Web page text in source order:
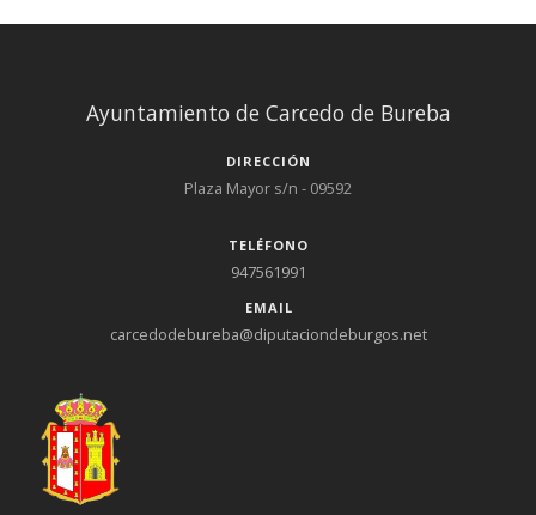
Ayuntamiento de Carcedo de Bureba
DIRECCIÓN
Plaza Mayor s/n - 09592
TELÉFONO
947561991
EMAIL
carcedodebureba@diputaciondeburgos.net